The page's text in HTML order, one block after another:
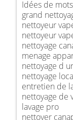
Idées de
grand
nettoyeur
nettoyeur
nettoyage
menage
nettoyage d
nettoyage
entretien de
nettoyage de
lavage pro
nettoyer